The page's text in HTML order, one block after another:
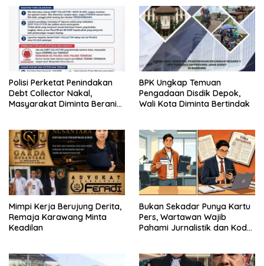
Polisi Perketat Penindakan
Debt Collector Nakal,
Masyarakat Diminta Berani
BPK Ungkap Temuan
Pengadaan Disdik Depok,
Wali Kota Diminta Bertindak
Mimpi Kerja Berujung Derita,
Remaja Karawang Minta
Keadilan
Bukan Sekadar Punya Kartu
Pers, Wartawan Wajib
Pahami Jurnalistik dan Kode